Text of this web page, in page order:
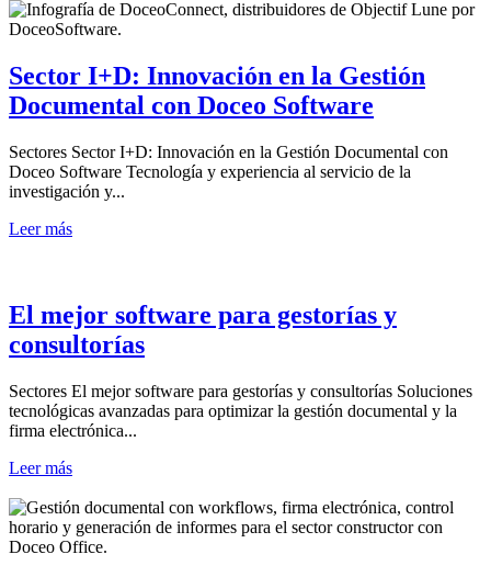
Sector I+D: Innovación en la Gestión
Documental con Doceo Software
Sectores Sector I+D: Innovación en la Gestión Documental con
Doceo Software Tecnología y experiencia al servicio de la
investigación y...
Leer más
El mejor software para gestorías y
consultorías
Sectores El mejor software para gestorías y consultorías Soluciones
tecnológicas avanzadas para optimizar la gestión documental y la
firma electrónica...
Leer más